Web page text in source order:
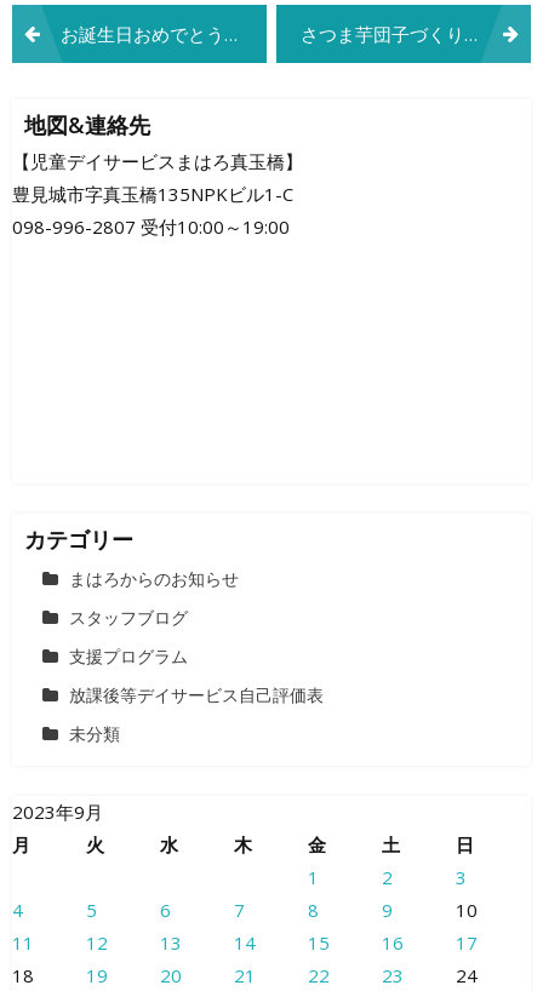
投
稿
ナ
ビ
ゲ
お誕生日おめでとう(^^♪ さつま芋団子づくり
地図&連絡先
【児童デイサービスまはろ真玉橋】
豊見城市字真玉橋135NPKビル1-C
098-996-2807 受付10:00～19:00
カテゴリー
まはろからのお知らせ
スタッフブログ
支援プログラム
放課後等デイサービス自己評価表
未分類
2023年9月
月
火 水 木 金 土
日
1
2
3
4
5 6 7 8 9
10
11
12 13 14 15 16
17
18
19 20 21 22 23 24